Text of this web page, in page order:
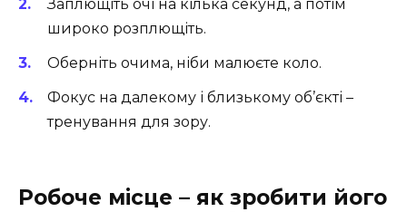
Заплющіть очі на кілька секунд, а потім
широко розплющіть.
Оберніть очима, ніби малюєте коло.
Фокус на далекому і близькому об’єкті –
тренування для зору.
Робоче місце – як зробити його